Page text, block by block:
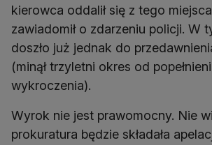
kierowca oddalił się z tego
zawiadomił o zdarzeniu policji. W
doszło już jednak do
(minął trzyletni okres od
wykroczenia).
Wyrok nie jest prawomocny. Nie
prokuratura będzie składała